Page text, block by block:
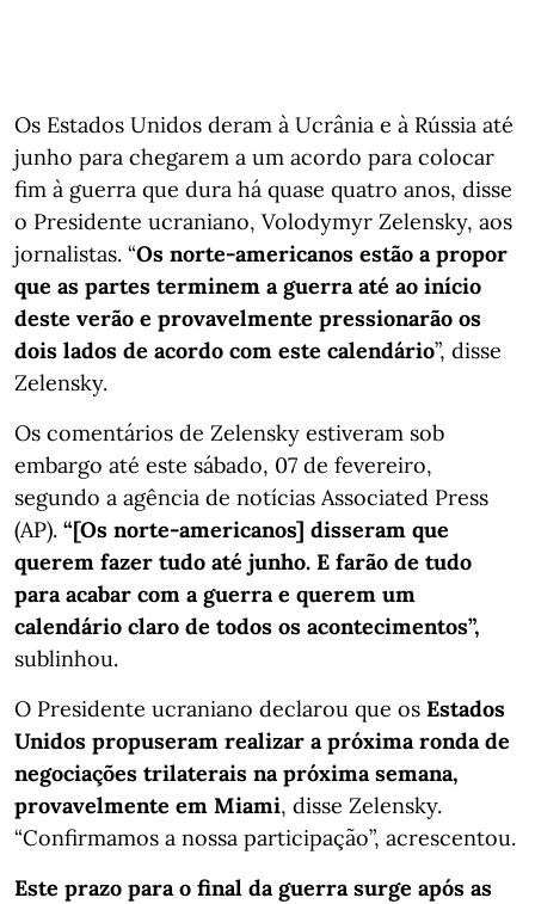
Os Estados Unidos deram à Ucrânia e à Rússia até
junho para chegarem a um acordo para colocar
fim à guerra que dura há quase quatro anos, disse
o Presidente ucraniano, Volodymyr Zelensky, aos
jornalistas. “Os norte-americanos estão a propor
que as partes terminem a guerra até ao início
deste verão e provavelmente pressionarão os
dois lados de acordo com este calendário”, disse
Zelensky.
Os comentários de Zelensky estiveram sob
embargo até este sábado, 07 de fevereiro,
segundo a agência de notícias Associated Press
(AP). “[Os norte-americanos] disseram que
querem fazer tudo até junho. E farão de tudo
para acabar com a guerra e querem um
calendário claro de todos os acontecimentos”,
sublinhou.
O Presidente ucraniano declarou que os Estados
Unidos propuseram realizar a próxima ronda de
negociações trilaterais na próxima semana,
provavelmente em Miami, disse Zelensky.
“Confirmamos a nossa participação”, acrescentou.
Este prazo para o final da guerra surge após as